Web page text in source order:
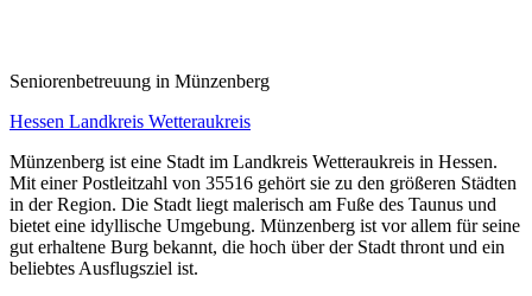
Senioren­betreuung in Münzenberg
Hessen Landkreis Wetteraukreis
Münzenberg ist eine Stadt im Landkreis Wetteraukreis in Hessen.
Mit einer Postleitzahl von 35516 gehört sie zu den größeren Städten
in der Region. Die Stadt liegt malerisch am Fuße des Taunus und
bietet eine idyllische Umgebung. Münzenberg ist vor allem für seine
gut erhaltene Burg bekannt, die hoch über der Stadt thront und ein
beliebtes Ausflugsziel ist.